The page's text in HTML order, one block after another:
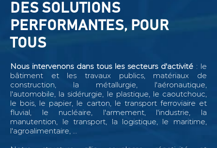
DES SOLUTIONS
PERFORMANTES, POUR
TOUS
Nous intervenons dans tous les secteurs d'activité: le
bâtiment et les travaux publics, matériaux de
construction, la métallurgie, l'aéronautique,
l'automobile, la sidérurgie, le plastique, le caoutchouc,
le bois, le papier, le carton, le transport ferroviaire et
fluvial, le nucléaire, l'armement, l'industrie, la
manutention, le transport, la logistique, le maritime,
l'agroalimentaire, ...